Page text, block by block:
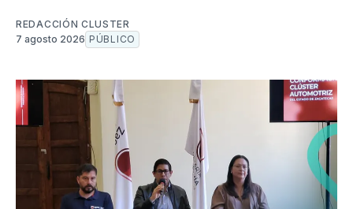
REDACCIÓN CLUSTER
7 agosto 2026 PÚBLICO